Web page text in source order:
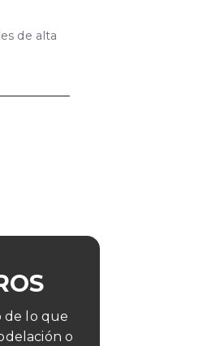
de alta
de lo que
o